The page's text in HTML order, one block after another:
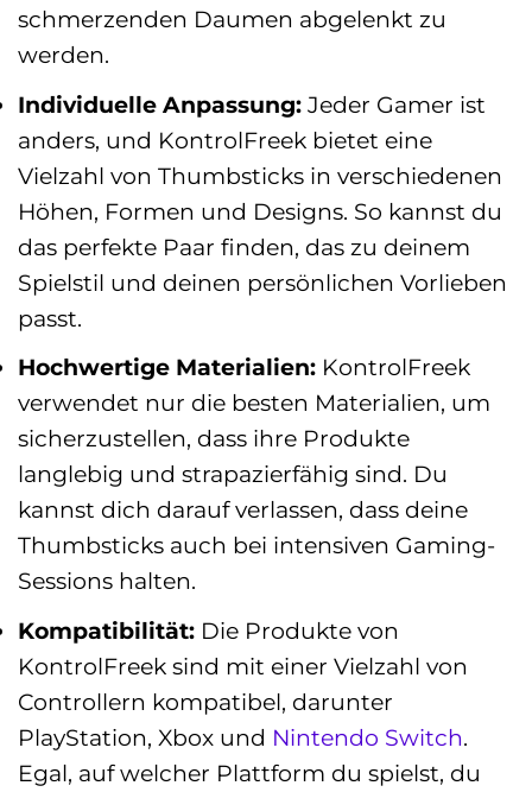
schmerzenden Daumen abgelenkt zu
werden.
Individuelle Anpassung: Jeder Gamer ist
anders, und KontrolFreek bietet eine
Vielzahl von Thumbsticks in verschiedenen
Höhen, Formen und Designs. So kannst du
das perfekte Paar finden, das zu deinem
Spielstil und deinen persönlichen Vorlieben
passt.
Hochwertige Materialien: KontrolFreek
verwendet nur die besten Materialien, um
sicherzustellen, dass ihre Produkte
langlebig und strapazierfähig sind. Du
kannst dich darauf verlassen, dass deine
Thumbsticks auch bei intensiven Gaming-
Sessions halten.
Kompatibilität: Die Produkte von
KontrolFreek sind mit einer Vielzahl von
Controllern kompatibel, darunter
PlayStation, Xbox und Nintendo Switch.
Egal, auf welcher Plattform du spielst, du